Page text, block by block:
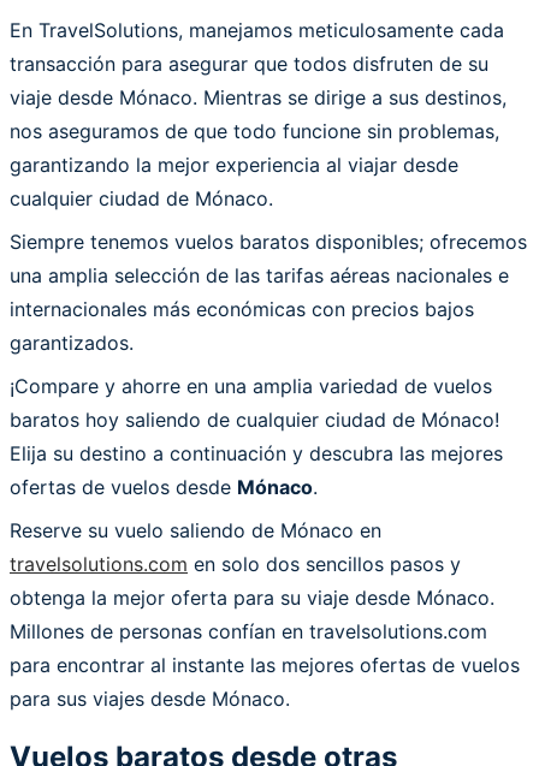
En TravelSolutions, manejamos meticulosamente cada
transacción para asegurar que todos disfruten de su
viaje desde Mónaco. Mientras se dirige a sus destinos,
nos aseguramos de que todo funcione sin problemas,
garantizando la mejor experiencia al viajar desde
cualquier ciudad de Mónaco.
Siempre tenemos vuelos baratos disponibles; ofrecemos
una amplia selección de las tarifas aéreas nacionales e
internacionales más económicas con precios bajos
garantizados.
¡Compare y ahorre en una amplia variedad de vuelos
baratos hoy saliendo de cualquier ciudad de Mónaco!
Elija su destino a continuación y descubra las mejores
ofertas de vuelos desde Mónaco.
Reserve su vuelo saliendo de Mónaco en
travelsolutions.com en solo dos sencillos pasos y
obtenga la mejor oferta para su viaje desde Mónaco.
Millones de personas confían en travelsolutions.com
para encontrar al instante las mejores ofertas de vuelos
para sus viajes desde Mónaco.
Vuelos baratos desde otras